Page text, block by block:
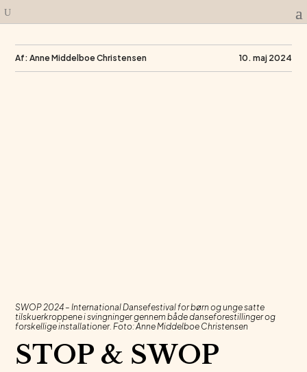
Af: Anne Middelboe Christensen 10. maj 2024
SWOP 2024 – International Dansefestival for børn og unge satte
tilskuerkroppene i svingninger gennem både danseforestillinger og
forskellige installationer. Foto: Anne Middelboe Christensen
STOP & SWOP